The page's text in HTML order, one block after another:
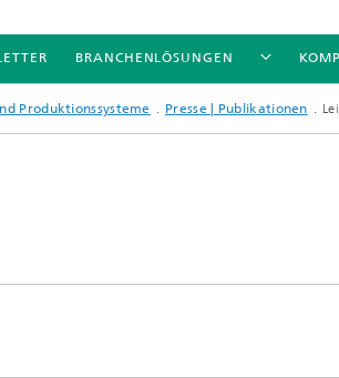
BRANCHENLÖSUNGEN
Produktionssysteme Presse | Publikationen